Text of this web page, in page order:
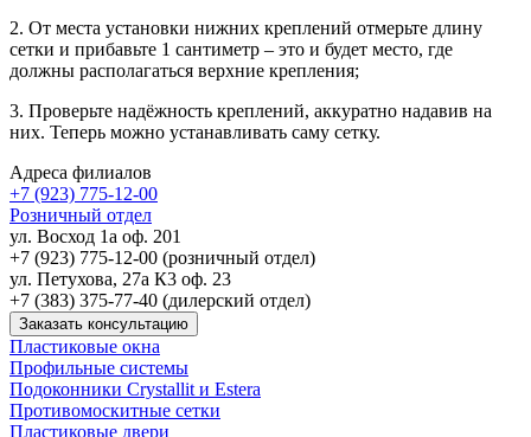
2. От места установки нижних креплений отмерьте длину
сетки и прибавьте 1 сантиметр – это и будет место, где
должны располагаться верхние крепления;
3. Проверьте надёжность креплений, аккуратно надавив на
них. Теперь можно устанавливать саму сетку.
Адреса филиалов
+7 (923) 775-12-00
Розничный отдел
ул. Восход 1а оф. 201
+7 (923) 775-12-00 (розничный отдел)
ул. Петухова, 27а К3 оф. 23
+7 (383) 375-77-40 (дилерский отдел)
Заказать консультацию
Пластиковые окна
Профильные системы
Подоконники Crystallit и Estera
Противомоскитные сетки
Пластиковые двери